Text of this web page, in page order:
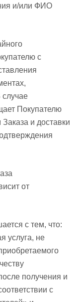
и/или ФИО
с
Покупателю
и доставки
от
с тем, что:
услуга, не
получения и
с